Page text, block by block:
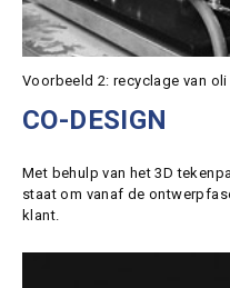
Voorbeeld 2: recyclage van oli
CO-DESIGN
Met behulp van het 3D
staat om vanaf de
klant.